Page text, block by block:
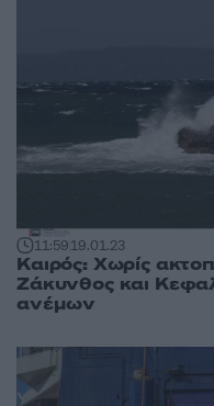
11:5919.01.23
Καιρός: Χωρίς
Ζάκυνθος και
ανέμων